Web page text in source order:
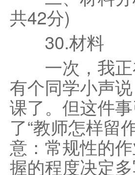
共42分)
30.材料
一次，我正
有个同学小声
课了。但这件
了“教师怎样留
意：常规性的
握的程度决定